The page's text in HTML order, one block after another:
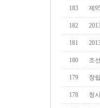
183 제
182
181
180 조
179 창
178 청